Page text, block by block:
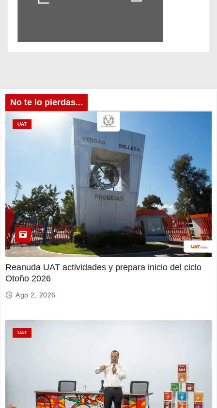
No te lo pierdas...
UAT
Reanuda UAT actividades y prepara inicio del ciclo
Otoño 2026
Ago 2, 2026
UAT